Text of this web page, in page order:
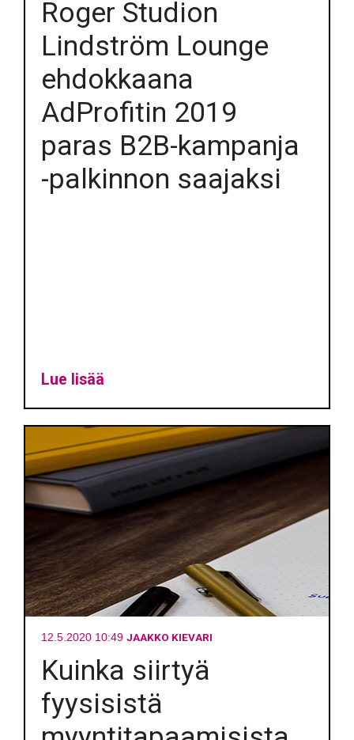
Roger Studion
Lindström Lounge
ehdokkaana
AdProfitin 2019
paras B2B-kampanja
-palkinnon saajaksi
Lue lisää
12.5.2020 10:49 JAAKKO KIEVARI
Kuinka siirtyä
fyysisistä